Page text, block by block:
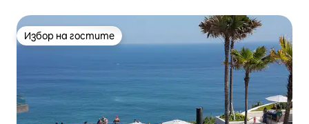
Избор на гостите
Избор на гостите